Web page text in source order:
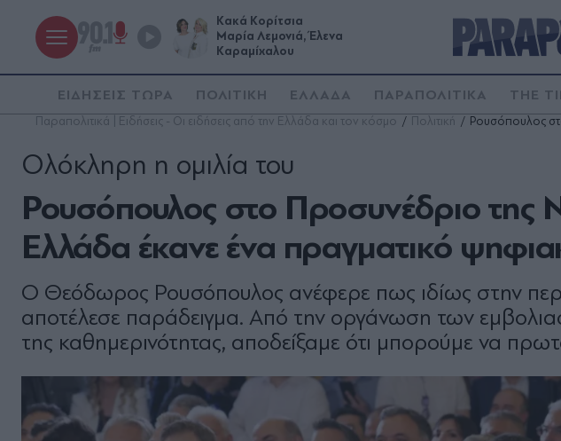
Κακά Κορίτσια
Μαρία Λεμονιά, Έλενα
Καραμίχαλου
ΕΙΔΗΣΕΙΣ ΤΩΡΑ ΠΟΛΙΤΙΚΗ ΕΛΛΑΔΑ ΠΑΡΑΠΟΛΙΤΙΚΑ THE
Παραπολιτικά | Ειδήσεις - Οι ειδήσεις από την Ελλάδα και τον κόσμο Πολιτική Ρουσόπουλος
Ρουσόπουλος στο Προσυνέδριο της
Ελλάδα έκανε ένα πραγματικό
Ολόκληρη η ομιλία του
Ο Θεόδωρος Ρουσόπουλος ανέφερε πως ιδίως στην
αποτέλεσε παράδειγμα. Από την οργάνωση των
της καθημερινότητας, αποδείξαμε ότι μπορούμε να